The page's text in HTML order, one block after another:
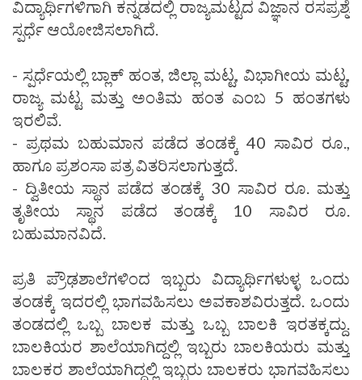
ವಿದ್ಯಾರ್ಥಿಗಳಿಗಾಗಿ ಕನ್ನಡದಲ್ಲಿ ರಾಜ್ಯಮಟ್ಟದ ವಿಜ್ಞಾನ ರಸಪ್ರಶ್ನೆ
ಸ್ಪರ್ಧೆ ಆಯೋಜಿಸಲಾಗಿದೆ.
- ಸ್ಪರ್ಧೆಯಲ್ಲಿ ಬ್ಲಾಕ್‌ ಹಂತ, ಜಿಲ್ಲಾ ಮಟ್ಟ, ವಿಭಾಗೀಯ ಮಟ್ಟ,
ರಾಜ್ಯ ಮಟ್ಟ ಮತ್ತು ಅಂತಿಮ ಹಂತ ಎಂಬ 5 ಹಂತಗಳು
ಇರಲಿವೆ.
- ಪ್ರಥಮ ಬಹುಮಾನ ಪಡೆದ ತಂಡಕ್ಕೆ 40 ಸಾವಿರ ರೂ.,
ಹಾಗೂ ಪ್ರಶಂಸಾ ಪತ್ರ ವಿತರಿಸಲಾಗುತ್ತದೆ.
- ದ್ವಿತೀಯ ಸ್ಥಾನ ಪಡೆದ ತಂಡಕ್ಕೆ 30 ಸಾವಿರ ರೂ. ಮತ್ತು
ತೃತೀಯ ಸ್ಥಾನ ಪಡೆದ ತಂಡಕ್ಕೆ 10 ಸಾವಿರ ರೂ.
ಬಹುಮಾನವಿದೆ.
ಪ್ರತಿ ಪ್ರೌಢಶಾಲೆಗಳಿಂದ ಇಬ್ಬರು ವಿದ್ಯಾರ್ಥಿಗಳುಳ್ಳ ಒಂದು
ತಂಡಕ್ಕೆ ಇದರಲ್ಲಿ ಭಾಗವಹಿಸಲು ಅವಕಾಶವಿರುತ್ತದೆ. ಒಂದು
ತಂಡದಲ್ಲಿ ಒಬ್ಬ ಬಾಲಕ ಮತ್ತು ಒಬ್ಬ ಬಾಲಕಿ ಇರತಕ್ಕದ್ದು.
ಬಾಲಕಿಯರ ಶಾಲೆಯಾಗಿದ್ದಲ್ಲಿ ಇಬ್ಬರು ಬಾಲಕಿಯರು ಮತ್ತು
ಬಾಲಕರ ಶಾಲೆಯಾಗಿದ್ದಲ್ಲಿ ಇಬ್ಬರು ಬಾಲಕರು ಭಾಗವಹಿಸಲು